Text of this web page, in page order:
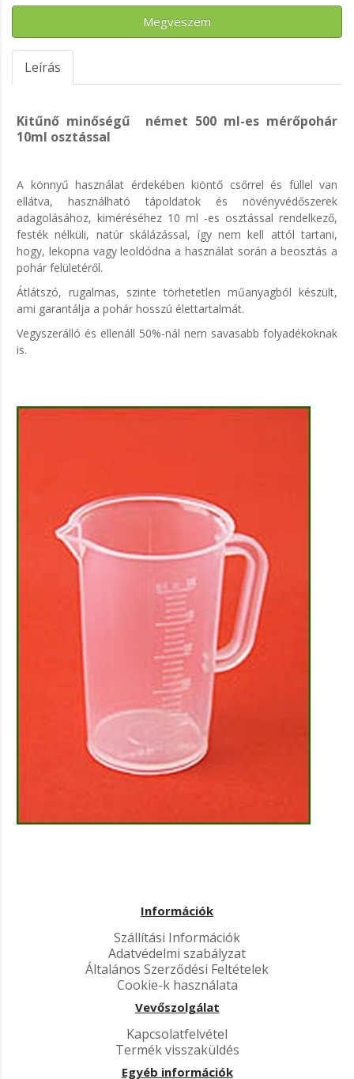
Megveszem
Leírás
Kitűnő minőségű német 500 ml-es mérőpohár
10ml osztással
A könnyű használat érdekében kiöntő csőrrel és füllel van
ellátva, használható tápoldatok és növényvédőszerek
adagolásához, kiméréséhez 10 ml -es osztással rendelkező,
festék nélküli, natúr skálázással, így nem kell attól tartani,
hogy, lekopna vagy leoldódna a használat során a beosztás a
pohár felületéről.
Átlátszó, rugalmas, szinte törhetetlen műanyagból készült,
ami garantálja a pohár hosszú élettartalmát.
Vegyszerálló és ellenáll 50%-nál nem savasabb folyadékoknak
is.
Információk
Szállítási Információk
Adatvédelmi szabályzat
Általános Szerződési Feltételek
Cookie-k használata
Vevőszolgálat
Kapcsolatfelvétel
Termék visszaküldés
Egyéb információk